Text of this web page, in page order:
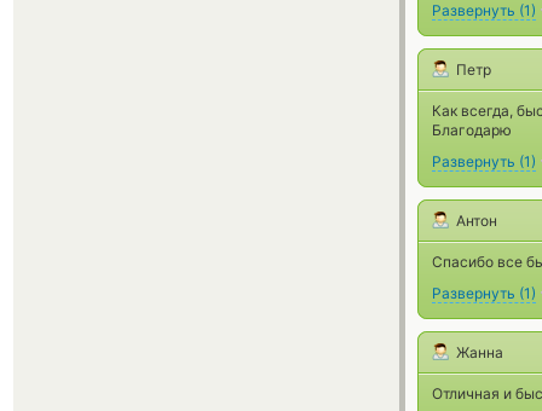
Развернуть (1)
Петр
Как всегда,
Благодарю
Развернуть (1)
Антон
Спасибо все
Развернуть (1)
Жанна
Отличная и